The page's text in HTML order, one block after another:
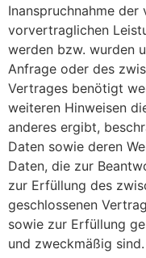
Inanspruchnahme
vorvertraglichen
werden bzw. wurden
Anfrage oder des
Vertrages benötigt
weiteren Hinweisen
anderes ergibt,
Daten sowie deren
Daten, die zur
zur Erfüllung des
geschlossenen
sowie zur Erfüllung
und zweckmäßig